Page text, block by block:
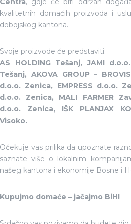
kvalitetnih domaćih proizvoda i
dobojskog kantona.
Svoje proizvode će predstaviti:
AS HOLDING Tešanj, JAMI
Tešanj, AKOVA GROUP –
d.o.o. Zenica, EMPRESS d.o.o.
d.o.o. Zenica, MALI FARMER
d.o.o. Zenica, IŠK PLANJAX
Visoko.
Očekuje vas prilika da upoznate
saznate više o lokalnim
našeg kantona i ekonomije Bosne i
Kupujmo domaće – jačajmo BiH!